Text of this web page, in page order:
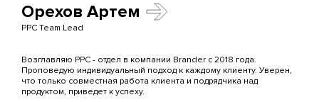
Орехов Артем
PPC Team Lead
Возглавляю PPC - отдел в компании Brander с 2018 года.
Проповедую индивидуальный подход к каждому клиенту. Уверен,
что только совместная работа клиента и подрядчика над
продуктом, приведет к успеху.